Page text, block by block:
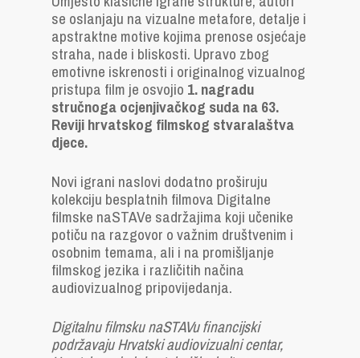
se oslanjaju na vizualne metafore, detalje i
apstraktne motive kojima prenose osjećaje
straha, nade i bliskosti. Upravo zbog
emotivne iskrenosti i originalnog vizualnog
pristupa film je osvojio 1. nagradu
stručnoga ocjenjivačkog suda na 63.
Reviji hrvatskog filmskog stvaralaštva
djece.
Novi igrani naslovi dodatno proširuju
kolekciju besplatnih filmova Digitalne
filmske naSTAVe sadržajima koji učenike
potiču na razgovor o važnim društvenim i
osobnim temama, ali i na promišljanje
filmskog jezika i različitih načina
audiovizualnog pripovijedanja.
Digitalnu filmsku naSTAVu financijski
podržavaju Hrvatski audiovizualni centar,